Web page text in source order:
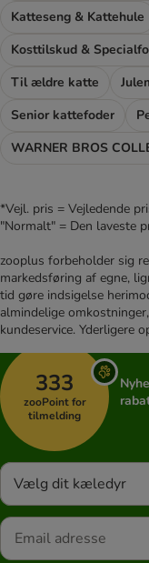
Katteseng & Kattehule
Kosttilskud &
Til ældre katte
Senior kattefoder
WARNER BROS
*Vejl. pris = Vejledende
"Normalt" = Den laveste
zooplus forbeholder sig
markedsføring af egne,
tid gøre indsigelse
almindelige
kundeservice. Yderligere
333
zooPoint for
tilmelding
Vælg dit kæledyr